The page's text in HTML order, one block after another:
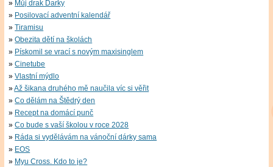
Můj drak Darky
Posilovací adventní kalendář
Tiramisu
Obezita dětí na školách
Pískomil se vrací s novým maxisinglem
Cinetube
Vlastní mýdlo
Až šikana druhého mě naučila víc si věřit
Co dělám na Štědrý den
Recept na domácí punč
Co bude s vaší školou v roce 2028
Ráda si vydělávám na vánoční dárky sama
EOS
Myu Cross. Kdo to je?